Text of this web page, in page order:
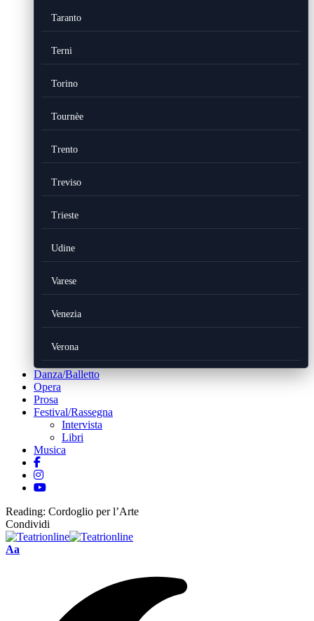
Taranto
Terni
Torino
Tournèe
Trento
Treviso
Trieste
Udine
Varese
Venezia
Verona
Danza/Balletto
Opera
Prosa
Festival/Rassegna
Intervista
Libri
Musica
Reading: Cordoglio per l’Arte
Condividi
Font
Aa